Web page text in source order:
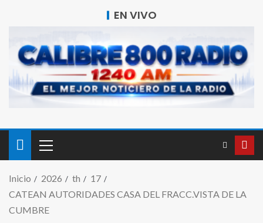
EN VIVO
Inicio 2026 th
17
CATEAN AUTORIDADES CASA DEL FRACC.VISTA DE LA
CUMBRE